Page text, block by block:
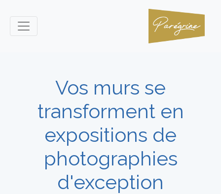
Vos murs se
transforment en
expositions de
photographies
d'exception